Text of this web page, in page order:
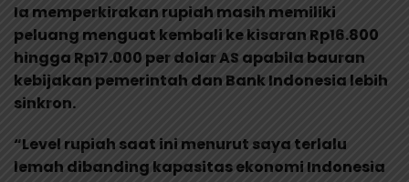
Ia memperkirakan rupiah masih memiliki
peluang menguat kembali ke kisaran Rp16.800
hingga Rp17.000 per dolar AS apabila bauran
kebijakan pemerintah dan Bank Indonesia lebih
sinkron.
“Level rupiah saat ini menurut saya terlalu
lemah dibanding kapasitas ekonomi Indonesia